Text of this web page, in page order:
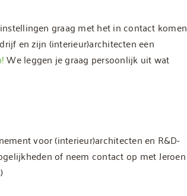
graag met het in contact komen
en zijn (interieur)architecten een
We leggen je graag persoonlijk uit wat
voor (interieur)architecten en R&D-
of neem contact op met Jeroen